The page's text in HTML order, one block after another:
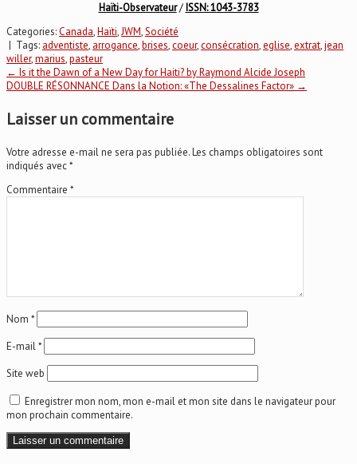
Haïti-Observateur/ ISSN: 1043-3783
Categories:Canada,Haïti,JWM,Société
| Tags: adventiste, arrogance,brises,coeur,consécration,eglise,extrat,jean
willer,marius,pasteur
Post
navigation
← Is it the Dawn of a New Day for Haiti? by Raymond Alcide Joseph
DOUBLE RÉSONNANCE Dans la Notion: «The Dessalines Factor» →
Laisser un commentaire
Votre adresse e-mail ne sera pas publiée.Les champs obligatoires sont
indiqués avec*
Commentaire *
Nom *
E-mail*
Site web
Enregistrer mon nom, mon e-mail et mon site dans le navigateur pour
mon prochain commentaire.